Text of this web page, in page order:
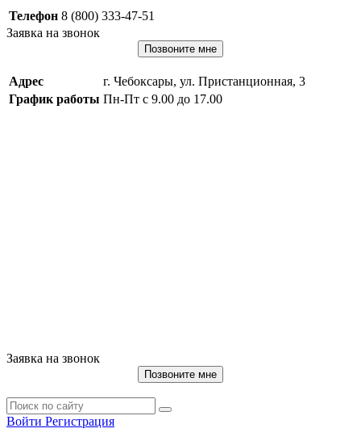
Телефон 8 (800) 333-47-51
Заявка на звонок
Позвоните мне
Адрес
г. Чебоксары, ул. Пристанционная, 3
График работы Пн-Пт с 9.00 до 17.00
Заявка на звонок
Позвоните мне
Войти Регистрация